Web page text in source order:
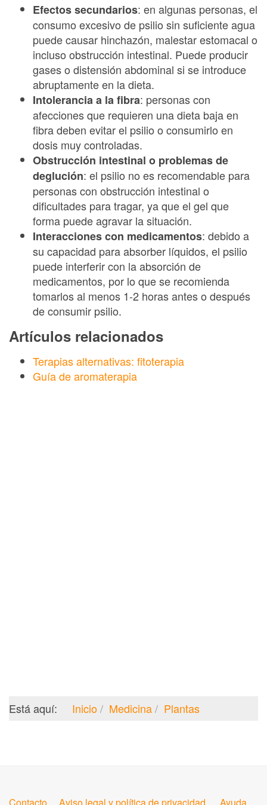
Efectos secundarios: en algunas personas, el
consumo excesivo de psilio sin suficiente agua
puede causar hinchazón, malestar estomacal o
incluso obstrucción intestinal. Puede producir
gases o distensión abdominal si se introduce
abruptamente en la dieta.
Intolerancia a la fibra: personas con
afecciones que requieren una dieta baja en
fibra deben evitar el psilio o consumirlo en
dosis muy controladas.
Obstrucción intestinal o problemas de
deglución: el psilio no es recomendable para
personas con obstrucción intestinal o
dificultades para tragar, ya que el gel que
forma puede agravar la situación.
Interacciones con medicamentos: debido a
su capacidad para absorber líquidos, el psilio
puede interferir con la absorción de
medicamentos, por lo que se recomienda
tomarlos al menos 1-2 horas antes o después
de consumir psilio.
Artículos relacionados
Terapias alternativas: fitoterapia
Guía de aromaterapia
Está aquí: Inicio Medicina Plantas
Contacto Aviso legal y política de privacidad Ayuda